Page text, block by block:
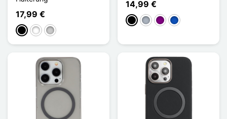
17,99 €
Schwarz
WeißTransparent
14,99 €
Schwarz
GrauViolettSaphir